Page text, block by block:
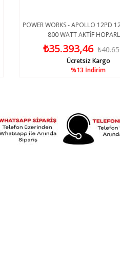
POWER WORKS - APOLLO 12PD
800 WATT AKTİF
₺35.393,46
%13 İndirim
Ücretsiz Kargo